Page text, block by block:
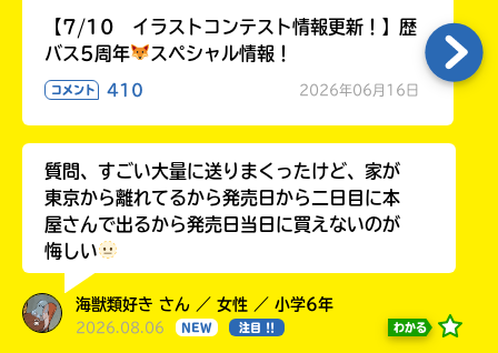
【7/10 イラストコンテスト情報更新！】歴
バス5周年
スペシャル情報！
コメント 410 2026年06月16日
質問、すごい大量に送りまくったけど、家が
東京から離れてるから発売日から二日目に本
屋さんで出るから発売日当日に買えないのが
悔しい
海獣類好き さん ／ 女性 ／ 小学6年
2026.08.06 NEW 注目 !! わかる